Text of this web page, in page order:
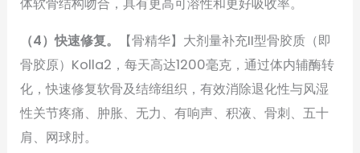
（4）快速修复。
【骨精华】大剂量补充II型骨胶质（即
骨胶原）Kolla2，每天高达1200毫克，通过体内辅酶转
化，快速修复软骨及结缔组织，有效消除退化性与风湿
性关节疼痛、肿胀、无力、有响声、积液、骨刺、五十
肩、网球肘。